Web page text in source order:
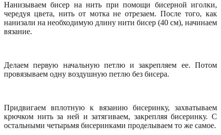
Нанизываем бисер на нить при помощи бисерной иголки,
чередуя цвета, нить от мотка не отрезаем. После того, как
нанизали на необходимую длину нити бисер (40 см), начинаем
вязание.
Делаем первую начальную петлю и закрепляем ее. Потом
провязываем одну воздушную петлю без бисера.
Придвигаем вплотную к вязанию бисеринку, захватываем
крючком нить за ней и затягиваем, закрепляя бисеринку. С
остальными четырьмя бисеринками проделываем то же самое.